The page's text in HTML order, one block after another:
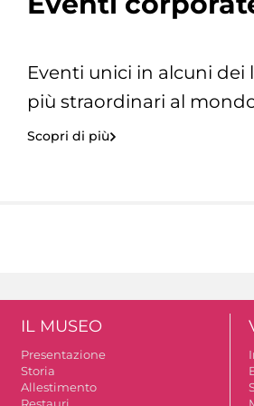
Eventi unici in alcuni dei
più straordinari al
Scopri di più
IL MUSEO
Presentazione
Storia
Allestimento